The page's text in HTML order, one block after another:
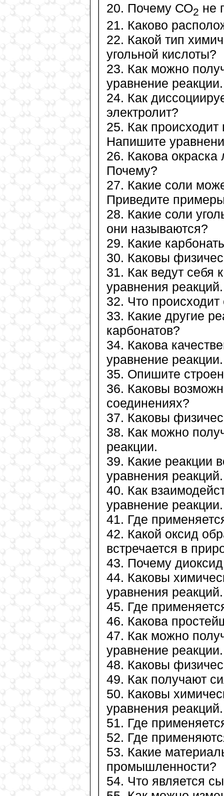
20. Почему СО2 не
21. Каково
22. Какой тип
угольной кислоты?
23. Как можно
уравнение реакции.
24. Как
электролит?
25. Как происходит
Напишите
26. Какова окраска
Почему?
27. Какие соли
Приведите
28. Какие соли
они называются?
29. Какие
30. Каковы
31. Как ведут себя
уравнения реакций.
32. Что
33. Какие другие
карбонатов?
34. Какова
уравнение реакции.
35. Опишите
36. Каковы
соединениях?
37. Каковы
38. Как можно
реакции.
39. Какие реакции
уравнения реакций.
40. Как
уравнение реакции.
41. Где
42. Какой оксид
встречается в
43. Почему
44. Каковы
уравнения реакций.
45. Где
46. Какова
47. Как можно
уравнение реакции.
48. Каковы
49. Как получают
50. Каковы
уравнения реакций.
51. Где
52. Где
53. Какие
промышленности?
54. Что является